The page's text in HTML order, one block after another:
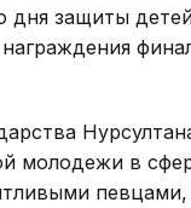
дня защиты
молодежи в